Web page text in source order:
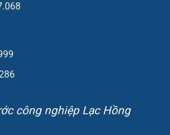
công nghiệp Lạc Hồng